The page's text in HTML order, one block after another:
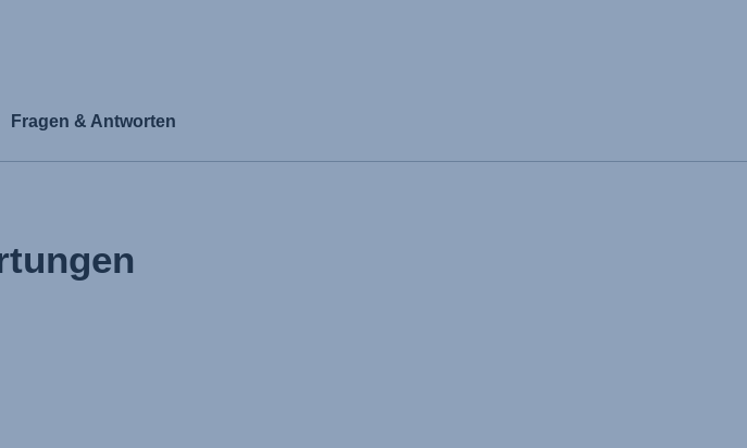
Fragen & Antworten